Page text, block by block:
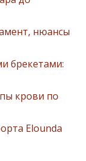
нюансы
брекетами:
крови по
Elounda